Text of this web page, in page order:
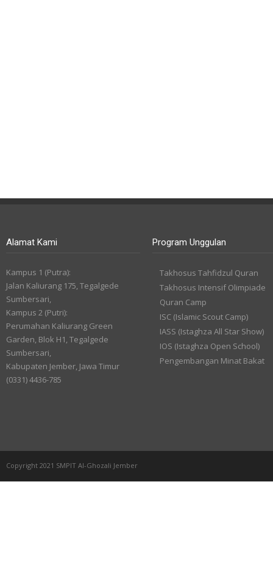
Alamat Kami
Kampus 1 (Putra):
Jalan Kaliurang 175, Tegalgede
Sumbersari,
Kampus 2 (Putri):
Perumahan Kaliurang Green
Garden, Blok H1, Tegalgede
Sumbersari,
Kabupaten Jember, Jawa Timur
(0331) 4436-785
Program Unggulan
Takhosus Tahfidzul Quran
Takhosus Intensif Olimpiade
Quran Camp
ISC (Islamic Scout Camp)
IASS (Istaghza All Star Show)
IOS (Istaghza Open School)
Pengembangan Minat Bakat
Copyright 2021 SMPIT Al-Ghozali Jember